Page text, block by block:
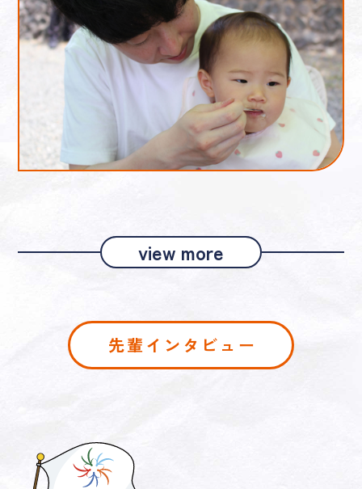
view more
先輩インタビュー